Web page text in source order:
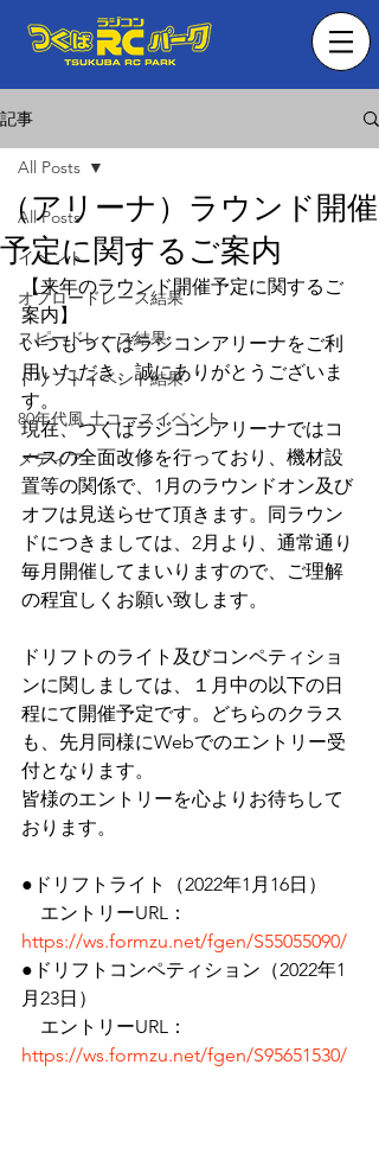
記事
All Posts
イベント
オフロードレース結果
スピードレース結果
ドリフトイベント結果
80年代風 土コースイベント
メディア
All Posts
（アリーナ）ラウンド開催
予定に関するご案内
【来年のラウンド開催予定に関するご
案内】
いつもつくばラジコンアリーナをご利
用いただき、誠にありがとうございま
す。
現在、つくばラジコンアリーナではコ
ースの全面改修を行っており、機材設
置等の関係で、1月のラウンドオン及び
オフは見送らせて頂きます。同ラウン
ドにつきましては、2月より、通常通り
毎月開催してまいりますので、ご理解
の程宜しくお願い致します。
ドリフトのライト及びコンペティショ
ンに関しましては、１月中の以下の日
程にて開催予定です。どちらのクラス
も、先月同様にWebでのエントリー受
付となります。
皆様のエントリーを心よりお待ちして
おります。
●ドリフトライト（2022年1月16日）
エントリーURL：
https://ws.formzu.net/fgen/S55055090/
●ドリフトコンペティション（2022年1
月23日）
エントリーURL：
https://ws.formzu.net/fgen/S95651530/